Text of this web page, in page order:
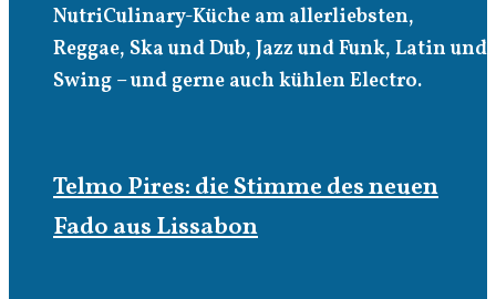
NutriCulinary-Küche am allerliebsten,
Reggae, Ska und Dub, Jazz und Funk, Latin und
Swing – und gerne auch kühlen Electro.
Telmo Pires: die Stimme des neuen
Fado aus Lissabon